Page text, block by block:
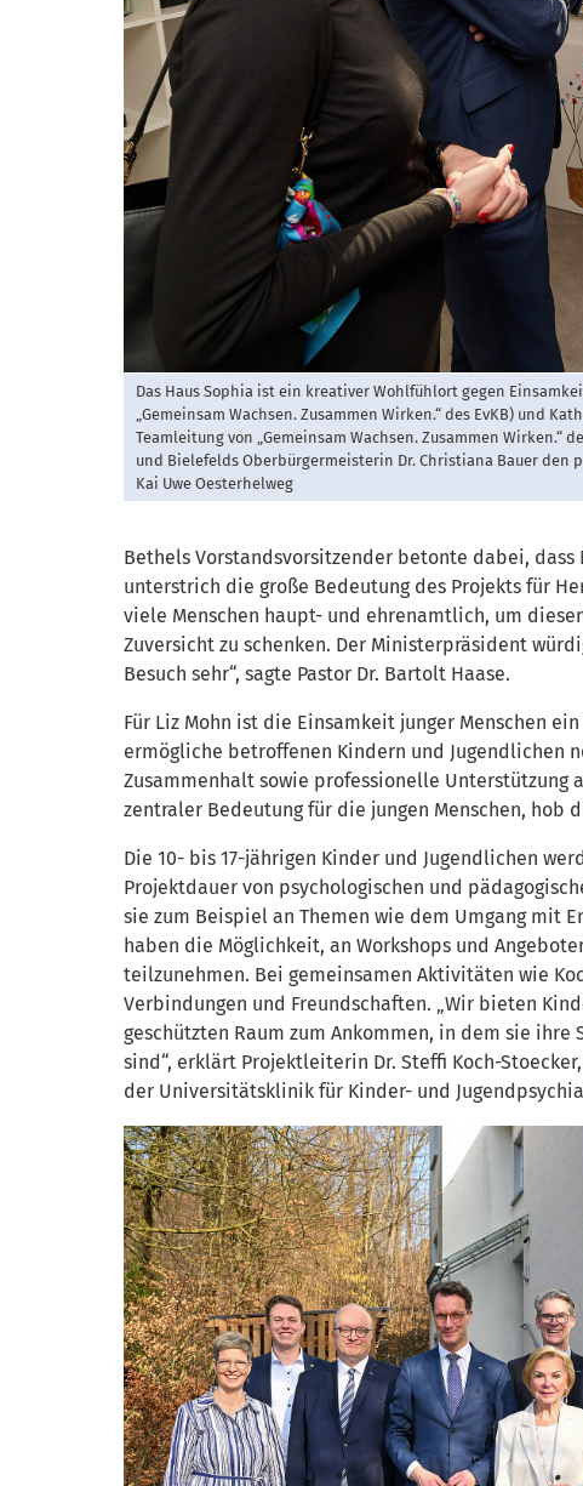
Das Haus Sophia ist ein kreativer Wohlfühlort gegen
„Gemeinsam Wachsen. Zusammen Wirken.“ des EvKB) und
Teamleitung von „Gemeinsam Wachsen. Zusammen
und Bielefelds Oberbürgermeisterin Dr. Christiana Bauer den
Kai Uwe Oesterhelweg
Bethels Vorstandsvorsitzender betonte dabei, dass
unterstrich die große Bedeutung des Projekts für
viele Menschen haupt- und ehrenamtlich, um
Zuversicht zu schenken. Der Ministerpräsident
Besuch sehr“, sagte Pastor Dr. Bartolt Haase.
Für Liz Mohn ist die Einsamkeit junger Menschen
ermögliche betroffenen Kindern und Jugendlichen
Zusammenhalt sowie professionelle Unterstützung
zentraler Bedeutung für die jungen Menschen, hob
Die 10- bis 17-jährigen Kinder und Jugendlichen
Projektdauer von psychologischen und
sie zum Beispiel an Themen wie dem Umgang mit
haben die Möglichkeit, an Workshops und
teilzunehmen. Bei gemeinsamen Aktivitäten wie
Verbindungen und Freundschaften. „Wir bieten
geschützten Raum zum Ankommen, in dem sie
sind“, erklärt Projektleiterin Dr. Steffi Koch-
der Universitätsklinik für Kinder- und